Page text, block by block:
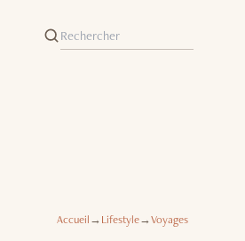
Accueil→Lifestyle→Voyages